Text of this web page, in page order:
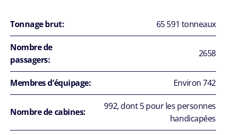
Tonnage brut: 65 591 tonneaux
Nombre de
passagers:
2658
Membres d’équipage: Environ 742
Nombre de cabines:
992, dont 5 pour les personnes
handicapées